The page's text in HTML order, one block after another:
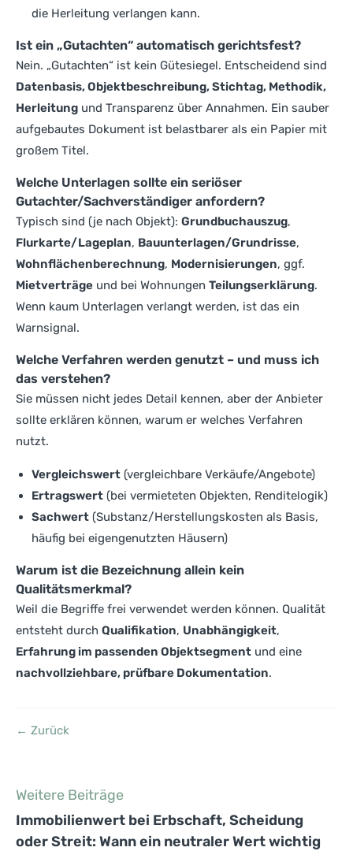
die Herleitung verlangen kann.
Ist ein „Gutachten“ automatisch gerichtsfest?
Nein. „Gutachten“ ist kein Gütesiegel. Entscheidend sind
Datenbasis, Objektbeschreibung, Stichtag, Methodik,
Herleitung und Transparenz über Annahmen. Ein sauber
aufgebautes Dokument ist belastbarer als ein Papier mit
großem Titel.
Welche Unterlagen sollte ein seriöser
Gutachter/Sachverständiger anfordern?
Typisch sind (je nach Objekt): Grundbuchauszug,
Flurkarte/Lageplan, Bauunterlagen/Grundrisse,
Wohnflächenberechnung, Modernisierungen, ggf.
Mietverträge und bei Wohnungen Teilungserklärung.
Wenn kaum Unterlagen verlangt werden, ist das ein
Warnsignal.
Welche Verfahren werden genutzt – und muss ich
das verstehen?
Sie müssen nicht jedes Detail kennen, aber der Anbieter
sollte erklären können, warum er welches Verfahren
nutzt.
Vergleichswert (vergleichbare Verkäufe/Angebote)
Ertragswert (bei vermieteten Objekten, Renditelogik)
Sachwert (Substanz/Herstellungskosten als Basis,
häufig bei eigengenutzten Häusern)
Warum ist die Bezeichnung allein kein
Qualitätsmerkmal?
Weil die Begriffe frei verwendet werden können. Qualität
entsteht durch Qualifikation, Unabhängigkeit,
Erfahrung im passenden Objektsegment und eine
nachvollziehbare, prüfbare Dokumentation.
← Zurück
Weitere Beiträge
Immobilienwert bei Erbschaft, Scheidung
oder Streit: Wann ein neutraler Wert wichtig